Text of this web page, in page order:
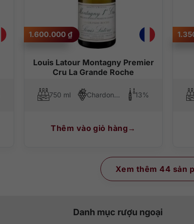
Louis Latour Montagny Premier
Cru La Grande Roche
1.600.000 ₫
750 ml Chardonnay 13%
Thêm vào giỏ hàng
Xem thêm 44 sản
Danh mục rượu ngoại